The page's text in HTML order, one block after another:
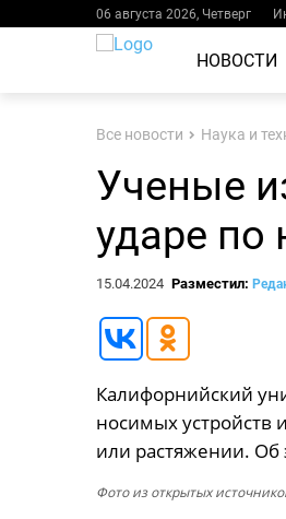
06 августа 2026, Четверг
НОВОСТИ
Все новости Наука и
Ученые
ударе по
15.04.2024 Разместил:
Калифорнийский
носимых устройств
или растяжении. Об
Фото из открытых